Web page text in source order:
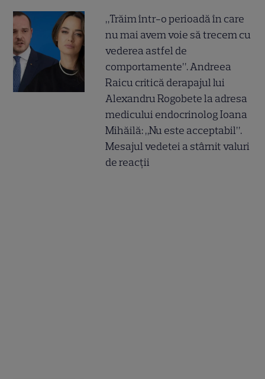
„Trăim într-o perioadă în care
nu mai avem voie să trecem cu
vederea astfel de
comportamente”. Andreea
Raicu critică derapajul lui
Alexandru Rogobete la adresa
medicului endocrinolog Ioana
Mihăilă: „Nu este acceptabil”.
Mesajul vedetei a stârnit valuri
de reacții